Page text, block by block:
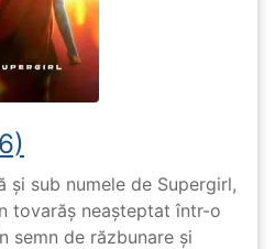
și sub numele de Supergirl,
tovarăș neașteptat într-o
semn de răzbunare și